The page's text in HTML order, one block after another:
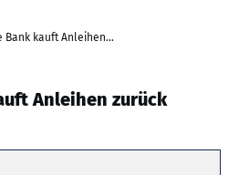
Deutsche Bank kauft Anleihen zurück
Anleihen zurück